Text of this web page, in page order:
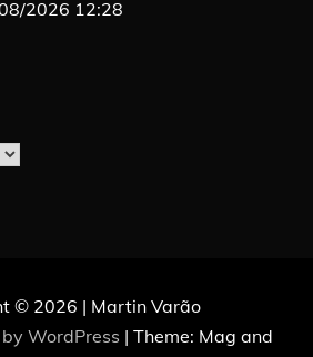
2026 12:28
© 2026 | Martin Varão
WordPress | Theme: Mag and